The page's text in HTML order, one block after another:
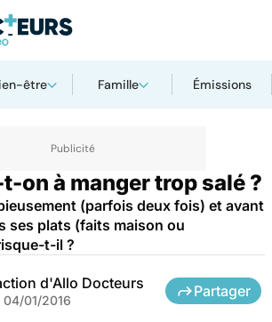
être Famille Émissions
on à manger trop salé ?
(parfois deux fois) et avant
ses plats (faits maison ou
t-il ?
d'Allo Docteurs
04/01/2016
Partager